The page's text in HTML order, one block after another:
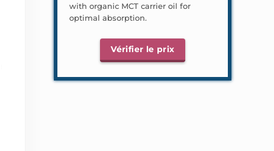
with organic MCT carrier oil for
optimal absorption.
Vérifier le prix